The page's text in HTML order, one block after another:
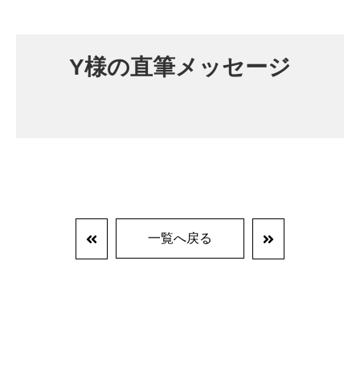
Y様の直筆メッセージ
一覧へ戻る